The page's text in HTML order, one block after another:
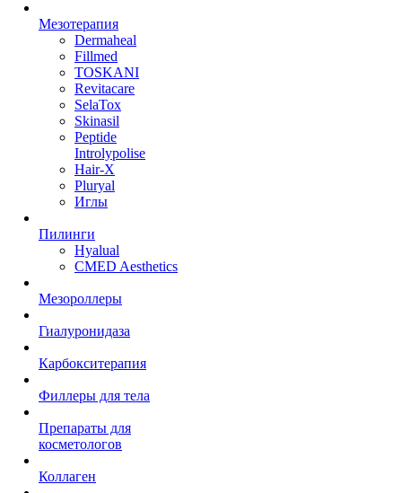
Мезотерапия
Dermaheal
Fillmed
TOSKANI
Revitacare
SelaTox
Skinasil
Peptide
Introlypolise
Hair-X
Pluryal
Иглы
Пилинги
Hyalual
CMED Aesthetics
Мезороллеры
Гиалуронидаза
Карбокситерапия
Филлеры для тела
Препараты для
косметологов
Коллаген